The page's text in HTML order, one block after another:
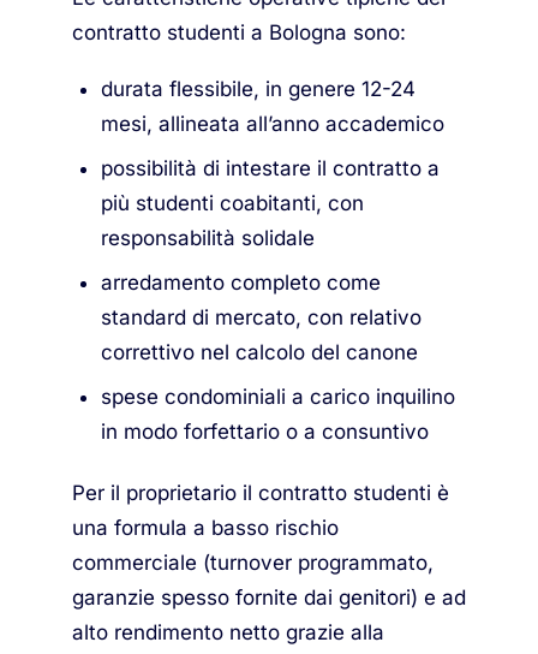
contratto studenti a Bologna sono:
durata flessibile, in genere 12-24
mesi, allineata all’anno accademico
possibilità di intestare il contratto a
più studenti coabitanti, con
responsabilità solidale
arredamento completo come
standard di mercato, con relativo
correttivo nel calcolo del canone
spese condominiali a carico inquilino
in modo forfettario o a consuntivo
Per il proprietario il contratto studenti è
una formula a basso rischio
commerciale (turnover programmato,
garanzie spesso fornite dai genitori) e ad
alto rendimento netto grazie alla